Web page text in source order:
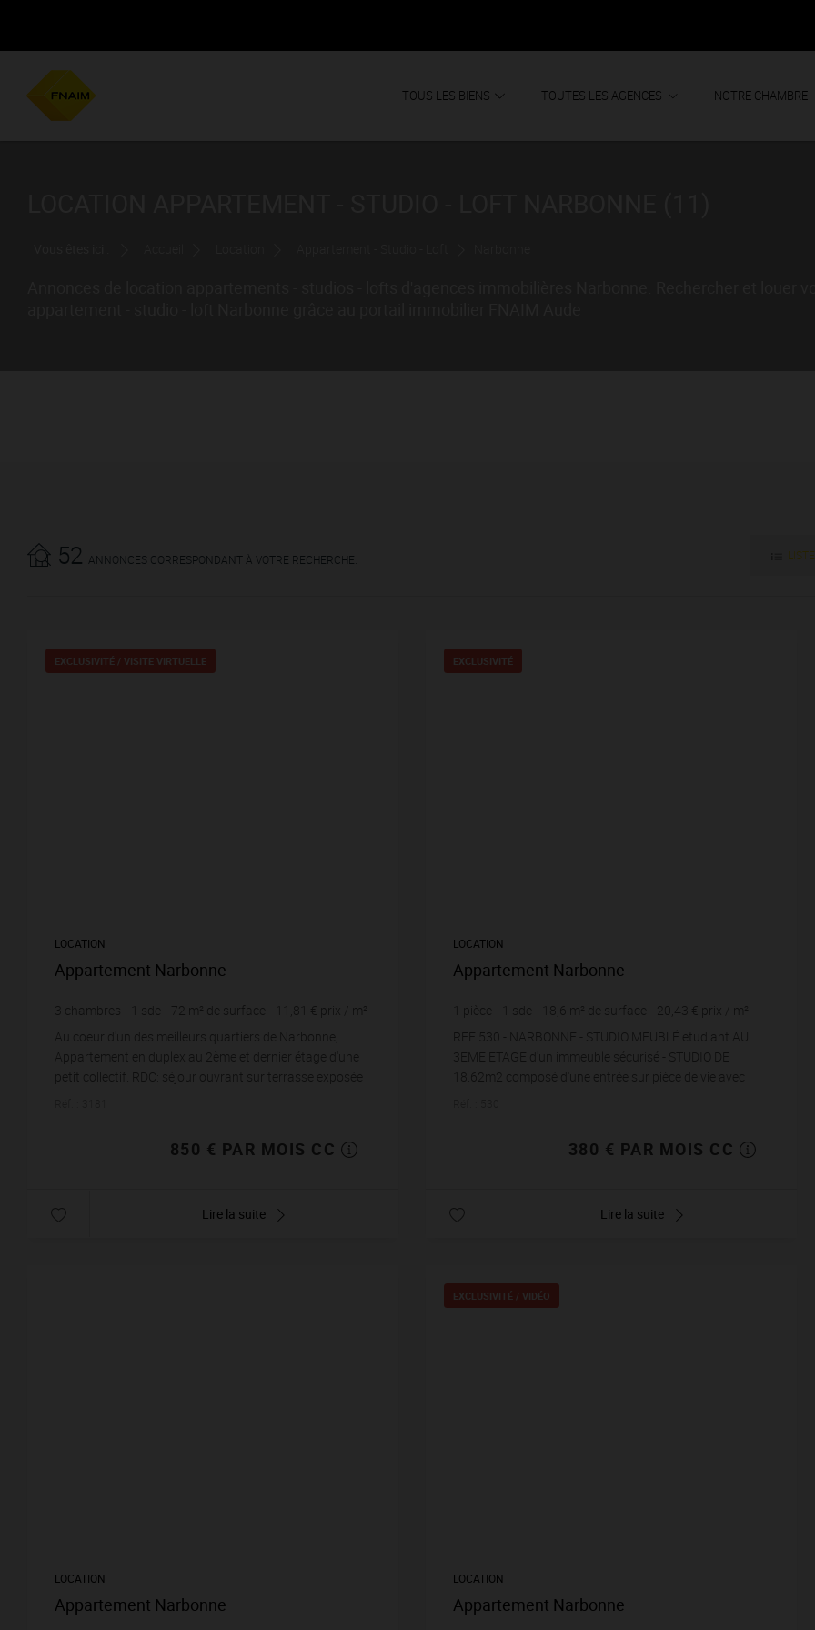
TOUS LES BIENS TOUTES LES AGENCES NOTRE CHAMBRE
52 ANNONCES CORRESPONDANT À VOTRE RECHERCHE. LISTE
EXCLUSIVITÉ / VISITE VIRTUELLE
LOCATION
Appartement Narbonne
3 chambres sde 72 m² de surface 11,81 € prix / m²
Au coeur d'un des meilleurs quartiers de Narbonne,
Appartement en duplex au 2ème et dernier étage d'une
petit collectif. RDC: séjour ouvrant sur terrasse exposée
850 € PAR MOIS CC
Lire la suite
EXCLUSIVITÉ
LOCATION
Appartement Narbonne
pièce sde 18,6 m² de surface 20,43 € prix / m²
REF 530 - NARBONNE - STUDIO MEUBLÉ etudiant AU
3EME ETAGE d'un immeuble sécurisé - STUDIO DE
18.62m2 composé d'une entrée sur pièce de vie avec
380 € PAR MOIS CC
Lire la suite
LOCATION
Appartement Narbonne
EXCLUSIVITÉ / VIDÉO
LOCATION
Appartement Narbonne